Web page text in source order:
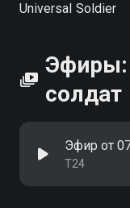
Universal Soldier
Эфиры:
солдат
Эфир от
Т24